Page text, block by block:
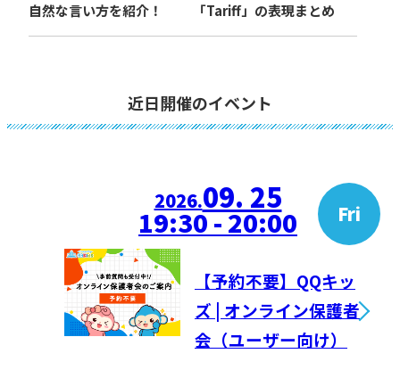
自然な言い方を紹介！
「Tariff」の表現まとめ
近日開催のイベント
2026.09. 25 Fri
19:30 - 20:00
【予約不要】QQキッ
ズ | オンライン保護者
会（ユーザー向け）